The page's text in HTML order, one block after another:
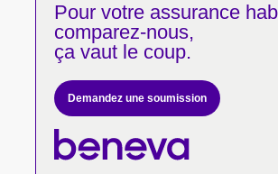
Pour votreassurance
comparez-nous,
ça vaut le coup.
Demandez une soumission